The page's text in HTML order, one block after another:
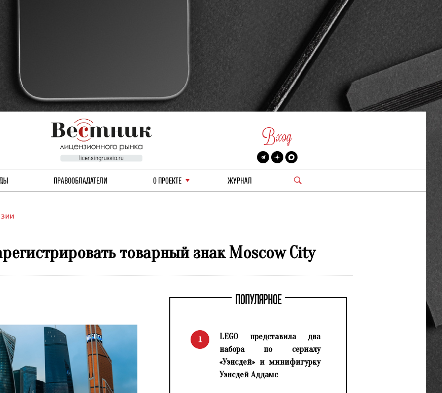
Вход
ПРАВООБЛАДАТЕЛИ О ПРОЕКТЕ ЖУРНАЛ
товарный знак Moscow City
ПОПУЛЯРНОЕ
1
LEGO представила два
набора по сериалу
«Уэнсдей» и минифигурку
Уэнсдей Аддамс